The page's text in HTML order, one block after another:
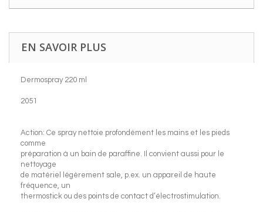
EN SAVOIR PLUS
Dermospray 220 ml
2051
Action: Ce spray nettoie profondément les mains et les pieds
comme
préparation à un bain de paraffine. Il convient aussi pour le
nettoyage
de matériel légèrement sale, p.ex. un appareil de haute
fréquence, un
thermostick ou des points de contact d’électrostimulation.